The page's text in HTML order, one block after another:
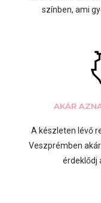
színben, ami
AKÁR
A készleten lévő
Veszprémben
érdeklődj